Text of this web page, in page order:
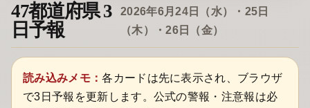
47都道府県 3
日予報
2026年6月24日（水）・25日
（木）・26日（金）
読み込みメモ：各カードは先に表示され、ブラウザ
で3日予報を更新します。公式の警報・注意報は必